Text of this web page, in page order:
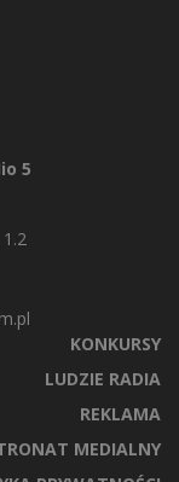
5
KONKURSY
LUDZIE RADIA
REKLAMA
MEDIALNY